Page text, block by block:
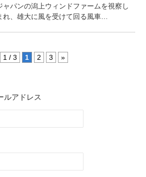
ャパンの潟上ウィンドファームを視察し
れ、雄大に風を受けて回る風車…
1 / 3 1 2 3 »
ルアドレス